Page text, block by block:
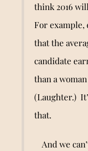
think 2016
For example,
that the
candidate
than a
(Laughter.)
that.
And we can’